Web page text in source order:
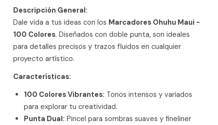
Descripción General:
Dale vida a tus ideas con los Marcadores Ohuhu Maui -
100 Colores. Diseñados con doble punta, son ideales
para detalles precisos y trazos fluidos en cualquier
proyecto artístico.
Características:
100 Colores Vibrantes: Tonos intensos y variados
para explorar tu creatividad.
Punta Dual: Pincel para sombras suaves y fineliner